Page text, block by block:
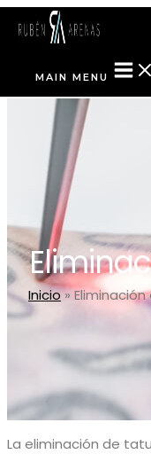
Ir al contenido
MAIN MENU
Inicio»
La eliminación de